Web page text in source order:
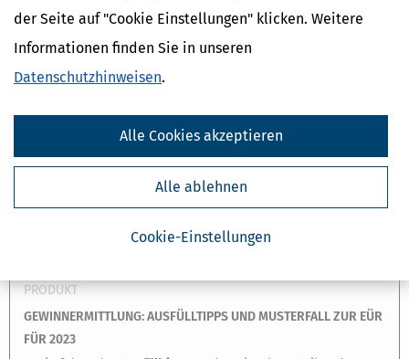
der Seite auf "Cookie Einstellungen" klicken. Weitere
Informationen finden Sie in unseren
Datenschutzhinweisen.
Cookie-Einstellungen
Alle ablehnen
Alle Cookies akzeptieren
Übermittlung kann über die Internetseite der
Finanzverwaltung ( www.elster.de ) unter »Mein ELSTER«
erfolgen. …
PRODUKT
GEWINNERMITTLUNG: AUSFÜLLTIPPS UND MUSTERFALL ZUR EÜR
FÜR 2023